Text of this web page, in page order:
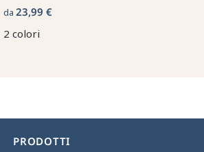
da 23,99 €
2 colori
PRODOTTI